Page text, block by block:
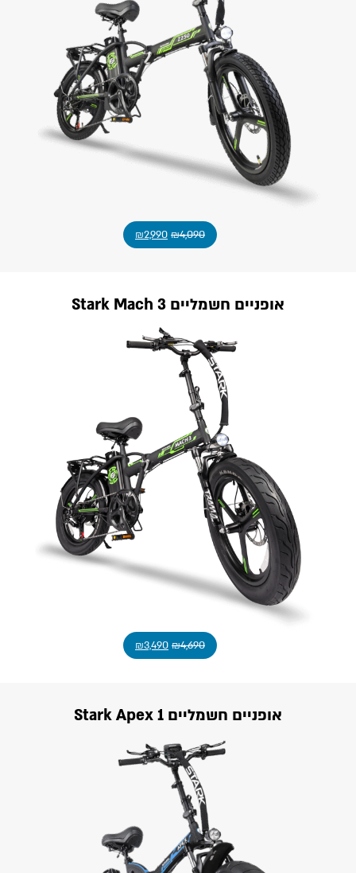
₪4,090
₪2,990
אופניים חשמליים Stark Mach 3
₪4,690
₪3,490
אופניים חשמליים 1 Stark Apex